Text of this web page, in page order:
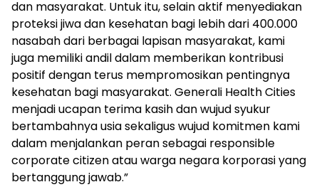
dan masyarakat. Untuk itu, selain aktif menyediakan
proteksi jiwa dan kesehatan bagi lebih dari 400.000
nasabah dari berbagai lapisan masyarakat, kami
juga memiliki andil dalam memberikan kontribusi
positif dengan terus mempromosikan pentingnya
kesehatan bagi masyarakat. Generali Health Cities
menjadi ucapan terima kasih dan wujud syukur
bertambahnya usia sekaligus wujud komitmen kami
dalam menjalankan peran sebagai responsible
corporate citizen atau warga negara korporasi yang
bertanggung jawab.”